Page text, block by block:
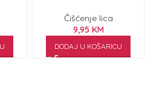
Čišćenje lica
9,95 KM
DODAJ U KOŠARICU